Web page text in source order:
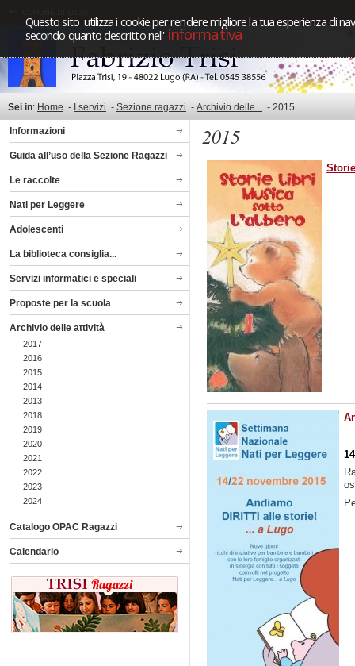
Questo sito utilizza i cookie per rendere migliore la tua esperienza di
secondo quanto descritto nell'informativa
Sei in: Home - I servizi - Sezione ragazzi - Archivio delle... - 2015
Informazioni
Guida all’uso della Sezione Ragazzi
Le raccolte
Nati per Leggere
Adolescenti
La biblioteca consiglia...
Servizi informatici e speciali
Proposte per la scuola
Archivio delle attività
2017
2016
2015
2014
2013
2018
2019
2020
2021
2022
2023
2024
Catalogo OPAC Ragazzi
Calendario
2015